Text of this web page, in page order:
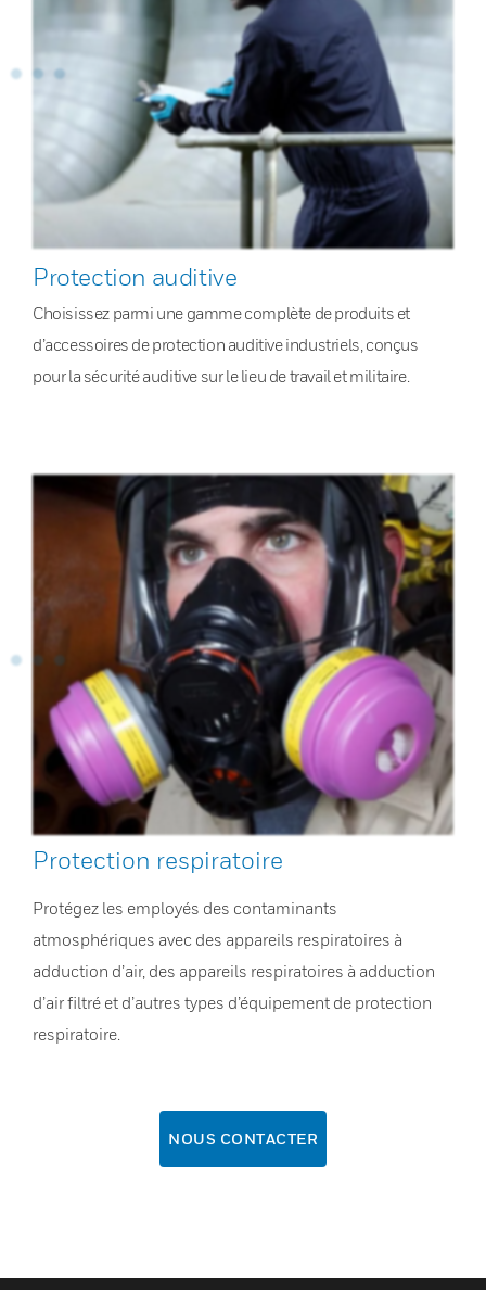
Protection auditive
Choisissez parmi une gamme complète de produits et
d’accessoires de protection auditive industriels, conçus
pour la sécurité auditive sur le lieu de travail et militaire.
Protection respiratoire
Protégez les employés des contaminants
atmosphériques avec des appareils respiratoires à
adduction d’air, des appareils respiratoires à adduction
d’air filtré et d’autres types d’équipement de protection
respiratoire.
NOUS CONTACTER